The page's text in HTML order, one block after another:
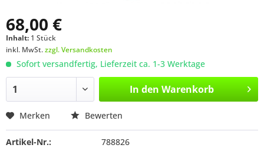
68,00 €
Inhalt: 1 Stück
inkl. MwSt.zzgl. Versandkosten
Sofort versandfertig, Lieferzeit ca. 1-3 Werktage
In den Warenkorb
Merken Bewerten
Artikel-Nr.: 788826